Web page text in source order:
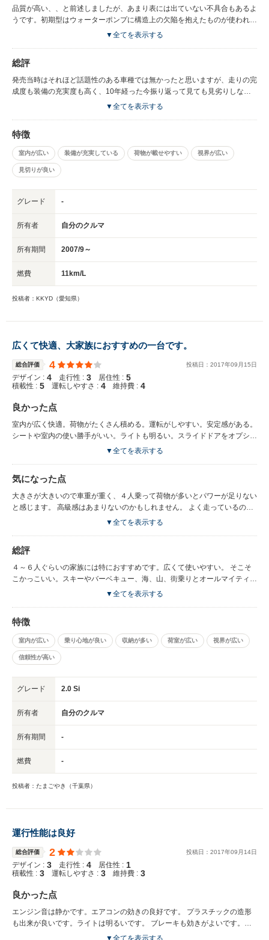
すし、CVTの制御もかなり熟成されていて、アクセルに対する反応が自然で
す。アイポイントも高く視界も広くゆったりと運転できます。よって長時間
ニバンならどれも一緒だと思いますが、子供の乗せ降ろしもしやすいです
し、荷物もたくさん載ります。3列目の跳ね上げがワンタッチで出来て便利
です。
品質が高い、、と前述しましたが、あまり表には出ていない不具合もあるよ
うです。初期型はウォーターポンプに構造上の欠陥を抱えたものが使われて
いたらしく、通常の半分程度で寿命が来るようです。この件はリコールはさ
行中に壊れると事故を起こす危険があります。 また、CVTのニュートラル
制御がいまいちで、発進時に追突されたかのような強い衝撃を受けることが
あります。これも年数を重ねるうちに改良されたようです。
▼全てを表示する
総評
発売当時はそれほど話題性のある車種では無かったと思いますが、走りの完
成度も装備の充実度も高く、10年経った今振り返って見ても見劣りしな
い、隠れた名車だと思っています。まだまだ5年以上は乗れるかなと思って
▼全てを表示する
特徴
室内が広い 装備が充実している 荷物が載せやすい 視界が広い
見切りが良い
グレード -
所有者 自分のクルマ
所有期間 2007/9～
燃費 11km/L
投稿者：KKYD（愛知県）
広くて快適、大家族におすすめの一台です。
総合評価 4 投稿日： 2017年09 月 15日
デザイン : 4 走行性 : 3 居住性 : 5
積載性 : 5 運転しやすさ : 4 維持費 : 4
良かった点
室内が広く快適。荷物がたくさん積める。運転がしやすい。安定感がある。
シートや室内の使い勝手がいい。ライトも明るい。スライドドアをオプショ
ンで両側自動ドアにしたのですがとても便利でした。３列目を横にしまうと
出が楽しくなりました。窓が大きく視界が広く運転しやすい。メーター回り
もすっきりです。 インパネも取り外しがしやすくて自分でナビをつけるの
も楽でした。
▼全てを表示する
気になった点
大きさが大きいので車重が重く、４人乗って荷物が多いとパワーが足りない
と感じます。 高級感はあまりないのかもしれません。 よく走っているので
個性的ではないと思いますがそれだけ人気があるのかも。 ドアが大きいの
▼全てを表示する
総評
４～６人ぐらいの家族には特におすすめです。広くて使いやすい。 そこそ
こかっこいい。スキーやバーベキュー、海、山、街乗りとオールマイティー
に使えます。 走りやカッコよさはいまいちかもしれませんがほんとに快適
てできるのが便利でした。
▼全てを表示する
特徴
室内が広い 乗り心地が良い 収納が多い 荷室が広い 視界が広い
信頼性が高い
グレード 2.0 Si
所有者 自分のクルマ
所有期間 -
燃費 -
投稿者：たまごやき（千葉県）
運行性能は良好
総合評価 2 投稿日： 2017年09 月 14日
デザイン : 3 走行性 : 4 居住性 : 1
積載性 : 3 運転しやすさ : 3 維持費 : 3
良かった点
エンジン音は静かです。エアコンの効きの良好です。 プラスチックの造形
も出来が良いです。ライトは明るいです。 ブレーキも効きがよいです。シ
ートの色目も良いです（ベージュ） ２列目シートの中央は座りごこちがほ
▼全てを表示する